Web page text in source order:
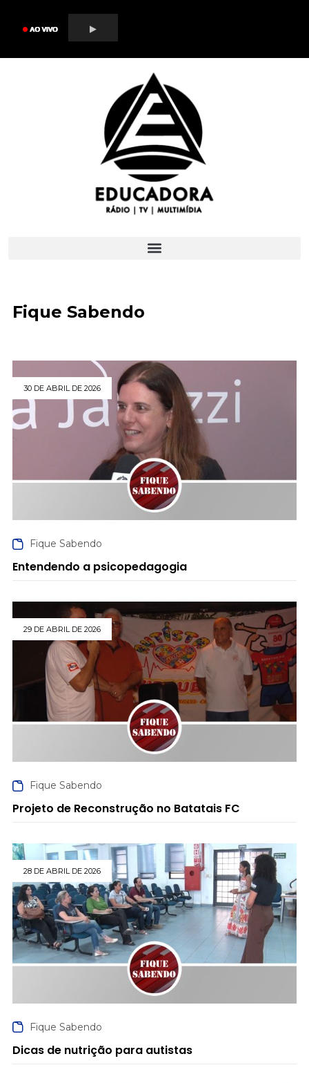
Fique Sabendo
30 DE ABRIL DE 2026
Fique Sabendo
Entendendo a psicopedagogia
29 DE ABRIL DE 2026
Fique Sabendo
Projeto de Reconstrução no Batatais FC
28 DE ABRIL DE 2026
Fique Sabendo
Dicas de nutrição para autistas